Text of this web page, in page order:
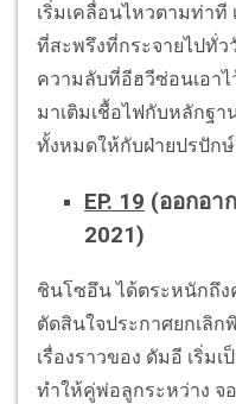
เริ่มเคลื่อนไหวตามท่า
ที่สะพรึงที่กระจายไปทั่ว
ความลับที่อีฮวีซ่อนเอา
มาเติมเชื้อไฟกับหลักฐา
ทั้งหมดให้กับฝ่ายปรปักษ์
EP. 19 (ออกอา
2021)
ชินโซอึน ได้ตระหนักถึง
ตัดสินใจประกาศยกเลิ
เรื่องราวของ ดัมอี เริ่ม
ทำให้คู่พ่อลูกระหว่าง จ